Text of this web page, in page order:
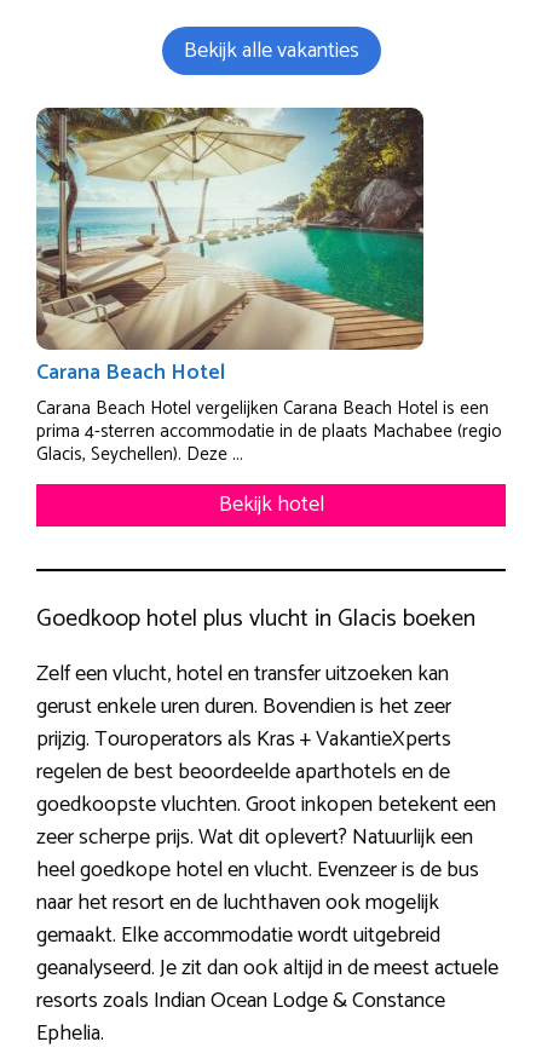
Bekijk alle vakanties
Carana Beach Hotel
Carana Beach Hotel vergelijken Carana Beach Hotel is een
prima 4-sterren accommodatie in de plaats Machabee (regio
Glacis, Seychellen). Deze ...
Bekijk hotel
Goedkoop hotel plus vlucht in Glacis boeken
Zelf een vlucht, hotel en transfer uitzoeken kan
gerust enkele uren duren. Bovendien is het zeer
prijzig. Touroperators als Kras + VakantieXperts
regelen de best beoordeelde aparthotels en de
goedkoopste vluchten. Groot inkopen betekent een
zeer scherpe prijs. Wat dit oplevert? Natuurlijk een
heel goedkope hotel en vlucht. Evenzeer is de bus
naar het resort en de luchthaven ook mogelijk
gemaakt. Elke accommodatie wordt uitgebreid
geanalyseerd. Je zit dan ook altijd in de meest actuele
resorts zoals Indian Ocean Lodge & Constance
Ephelia.